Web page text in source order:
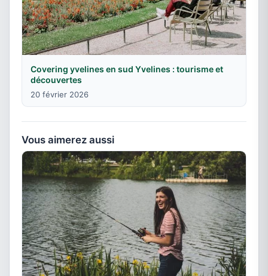
Covering yvelines en sud Yvelines : tourisme et
découvertes
20 février 2026
Vous aimerez aussi